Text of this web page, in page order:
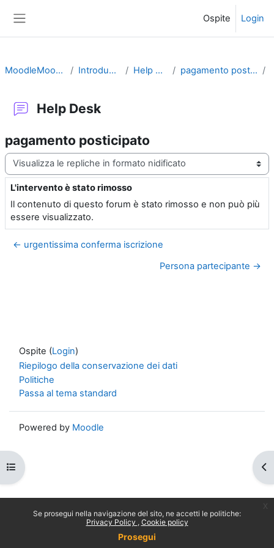
Se prosegui nella navigazione del sito, ne accetti le politiche:
Privacy Policy
Cookie policy
Prosegui
Ospite Login
Apri indice del corso
MoodleMoot2010 Introduzione Help Desk pagamento posticipato
Help Desk
pagamento posticipato
Modalità visualizzazione
L'intervento è stato rimosso
Numero di risposte: 0
Il contenuto di questo forum è stato rimosso e non può più
essere visualizzato.
← urgentissima conferma iscrizione
Persona partecipante →
Ospite (Login)
Riepilogo della conservazione dei dati
Politiche
Passa al tema standard
Powered by Moodle